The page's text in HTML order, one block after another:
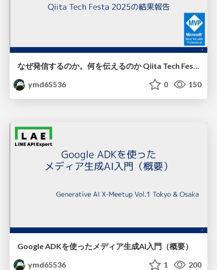
なぜ発信するのか。何を伝えるのか Qiita Tech Festa 2025の結果報告
ymd65536
0 150
Google ADKを使ったメディア生成AI入門（概要）
ymd65536
1 200